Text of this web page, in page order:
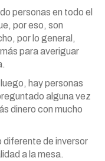
personas en todo el
por eso, son
por lo general,
para averiguar
hay personas
alguna vez
dinero con mucho
diferente de inversor
a la mesa.